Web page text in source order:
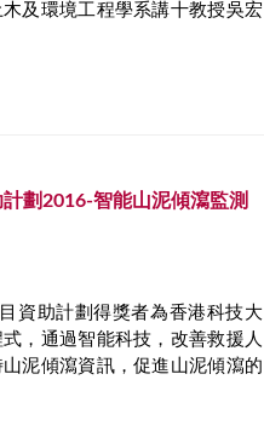
及環境工程學系講十教授吳宏
劃2016-智能山泥傾瀉監測
資助計劃得獎者為香港科技大
，通過智能科技，改善救援人
泥傾瀉資訊，促進山泥傾瀉的